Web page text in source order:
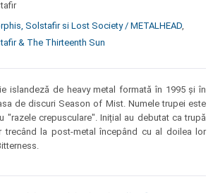
Solstafir si Lost Society / METALHEAD,
& The Thirteenth Sun
islandeză de heavy metal formată în 1995 și în
de discuri Season of Mist. Numele trupei este
"razele crepusculare". Inițial au debutat ca trupă
trecând la post-metal începând cu al doilea lor